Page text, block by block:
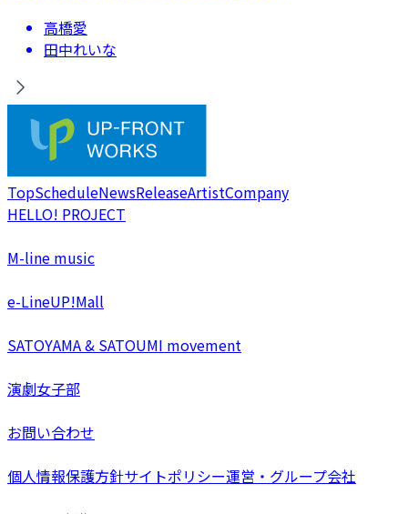
高橋愛
田中れいな
TopScheduleNewsReleaseArtistCompany
HELLO! PROJECT
M-line music
e-LineUP!Mall
SATOYAMA & SATOUMI movement
演劇女子部
お問い合わせ
個人情報保護方針サイトポリシー運営・グループ会社